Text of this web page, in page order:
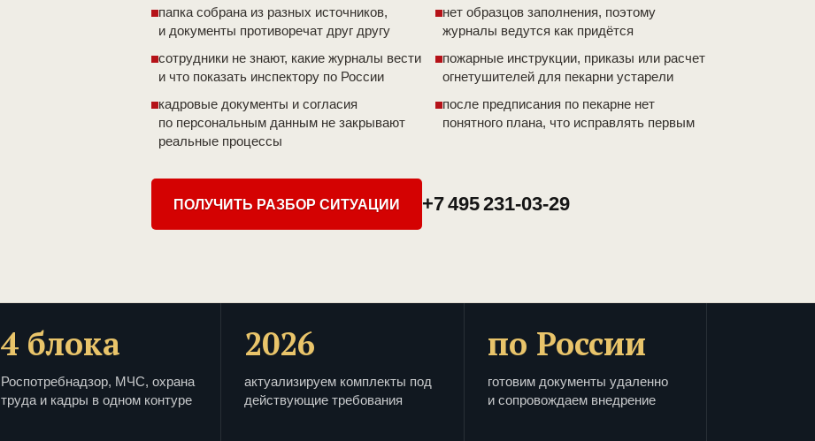
папка собрана из разных источников,
и документы противоречат друг другу
нет образцов заполнения, поэтому
журналы ведутся как придётся
сотрудники не знают, какие журналы вести
и что показать инспектору по России
пожарные инструкции, приказы или расчет
огнетушителей для пекарни устарели
кадровые документы и согласия
по персональным данным не закрывают
реальные процессы
после предписания по пекарне нет
понятного плана, что исправлять первым
ПОЛУЧИТЬ РАЗБОР СИТУАЦИИ +7 495 231-03-29
4 блока
Роспотребнадзор, МЧС, охрана
труда и кадры в одном контуре
2026
актуализируем комплекты под
действующие требования
по России
готовим документы удаленно
и сопровождаем внедрение